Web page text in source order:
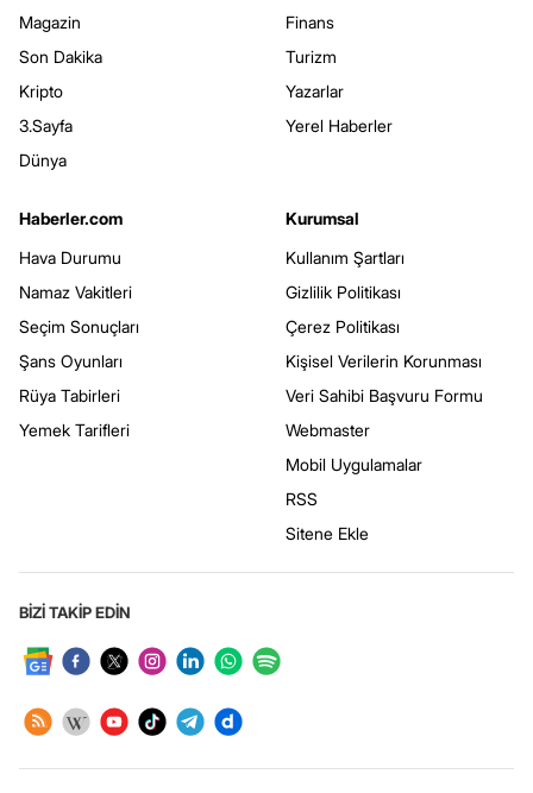
Magazin
Son Dakika
Kripto
3.Sayfa
Dünya
Finans
Turizm
Yazarlar
Yerel Haberler
Haberler.com
Hava Durumu
Namaz Vakitleri
Seçim Sonuçları
Şans Oyunları
Rüya Tabirleri
Yemek Tarifleri
Kurumsal
Kullanım Şartları
Gizlilik Politikası
Çerez Politikası
Kişisel Verilerin Korunması
Veri Sahibi Başvuru Formu
Webmaster
Mobil Uygulamalar
RSS
Sitene Ekle
BİZİ TAKİP EDİN